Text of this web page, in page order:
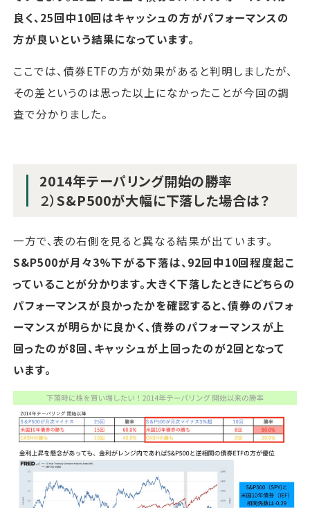
良く、25回中10回はキャッシュの方がパフォーマンスの
方が良いという結果になっています。
ここでは、債券ETFの方が効果があると判明しましたが、
その差というのは思った以上になかったことが今回の調
査で分かりました。
2014年テーパリング開始の勝率
２）S&P500が大幅に下落した場合は？
一方で、表の右側を見ると異なる結果が出ています。
S&P500が月々3%下がる下落は、92回中10回程度起こ
っていることが分かります。大きく下落したときにどちらの
パフォーマンスが良かったかを確認すると、債券のパフォ
ーマンスが明らかに良かく、債券のパフォーマンスが上
回ったのが8回、キャッシュが上回ったのが2回となって
います。